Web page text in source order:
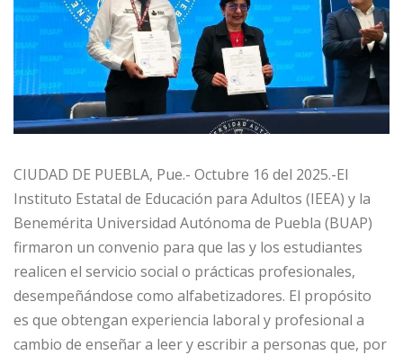
CIUDAD DE PUEBLA, Pue.- Octubre 16 del 2025.-El
Instituto Estatal de Educación para Adultos (IEEA) y la
Benemérita Universidad Autónoma de Puebla (BUAP)
firmaron un convenio para que las y los estudiantes
realicen el servicio social o prácticas profesionales,
desempeñándose como alfabetizadores. El propósito
es que obtengan experiencia laboral y profesional a
cambio de enseñar a leer y escribir a personas que, por